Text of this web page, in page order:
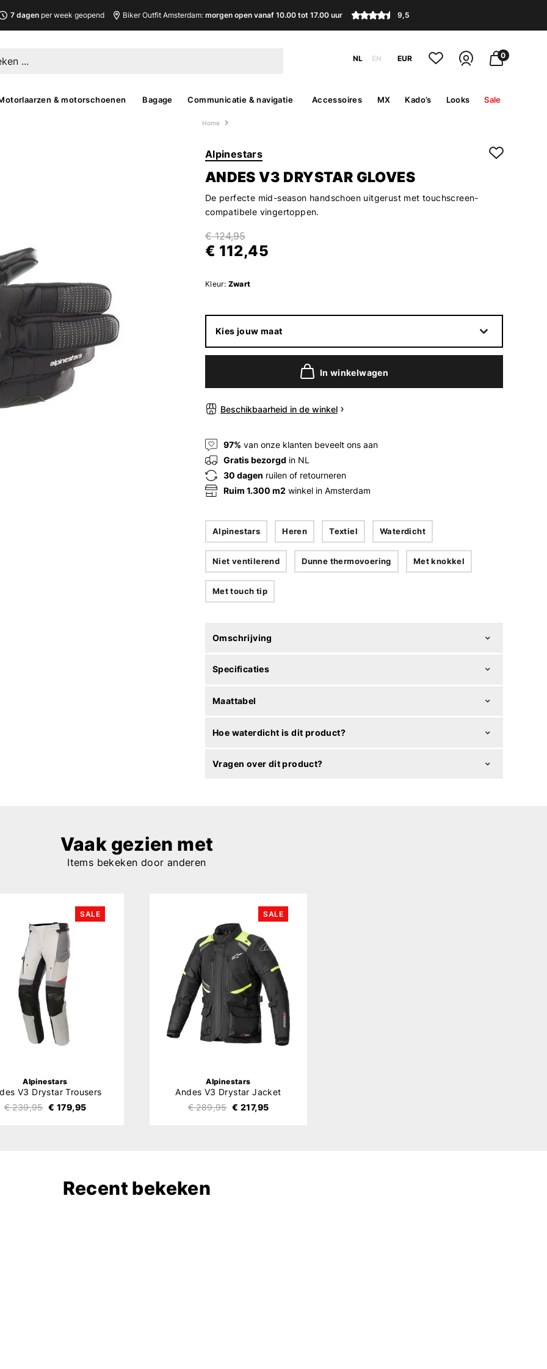
7 dagenper week geopend Biker Outfit Amsterdam: morgen open vanaf 10.00 tot 17.00 uur 9,5
NL EN EUR 0
& motorschoenen Bagage Communicatie & navigatie Accessoires MX Kado’s Looks Sale
Home
Alpinestars
ANDES V3 DRYSTAR GLOVES
De perfecte mid-season handschoen uitgerust met touchscreen-
compatibele vingertoppen.
€ 124,95
€ 112,45
Kleur: Zwart
Kies jouw maat
In winkelwagen
Beschikbaarheid in de winkel
97% van onze klanten beveelt ons aan
Gratis bezorgd in NL
30 dagen ruilen of retourneren
Ruim 1.300 m2 winkel in Amsterdam
Alpinestars Heren Textiel Waterdicht
Niet ventilerend Dunne thermovoering Met knokkel
Met touch tip
Omschrijving
Specificaties
Maattabel
Hoe waterdicht is dit product?
Vragen over dit product?
Vaak gezien met
Items bekeken door anderen
SALE
Alpinestars
V3 Drystar Trousers
€ 239,95 € 179,95
SALE
Alpinestars
Andes V3 Drystar Jacket
€ 289,95 € 217,95
Recent bekeken